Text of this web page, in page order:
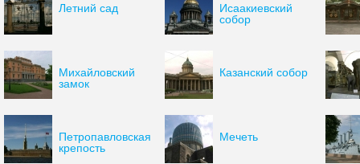
Летний сад
Михайловский
замок
Петропавловская
крепость
Исаакиевский
собор
Казанский собор
Мечеть